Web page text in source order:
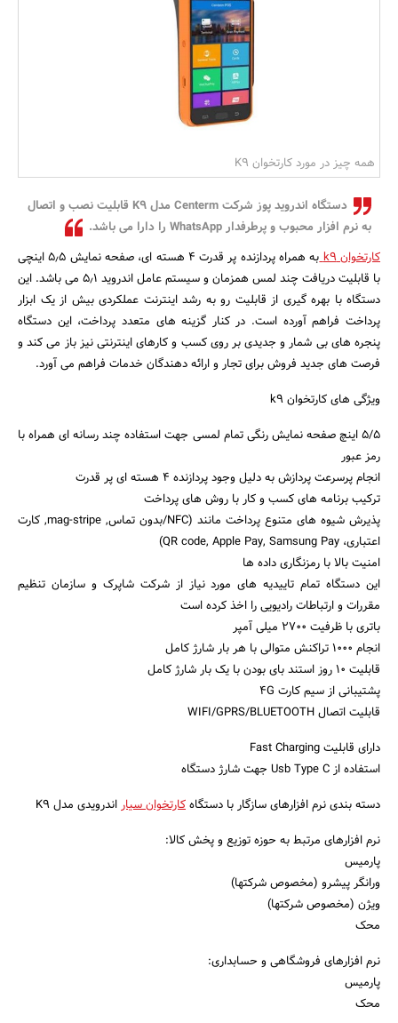
همه چیز در مورد کارتخوان K9
دستگاه اندروید پوز شرکت Centerm مدل K9 قابلیت نصب و اتصال
به نرم افزار محبوب و پرطرفدار WhatsApp را دارا می باشد.
کارتخوان k9
به همراه پردازنده پر قدرت ۴ هسته ای، صفحه نمایش ۵٫۵ اینچی
با قابلیت دریافت چند لمس همزمان و سیستم عامل اندروید ۵٫۱ می باشد. این
دستگاه با بهره گیری از قابلیت رو به رشد اینترنت عملکردی بیش از یک ابزار
پرداخت فراهم آورده است. در کنار گزینه های متعدد پرداخت، این دستگاه
پنجره های بی شمار و جدیدی بر روی کسب و کارهای اینترنتی نیز باز می کند و
فرصت های جدید فروش برای تجار و ارائه دهندگان خدمات فراهم می آورد.
ویژگی های کارتخوان k9
۵/۵ اینچ صفحه نمایش رنگی تمام لمسی جهت استفاده چند رسانه ای همراه با
رمز عبور
انجام پرسرعت پردازش به دلیل وجود پردازنده ۴ هسته ای پر قدرت
ترکیب برنامه های کسب و کار با روش های پرداخت
پذیرش شیوه های متنوع پرداخت مانند (NFC/بدون تماس, mag-stripe, کارت
اعتباری، QR code, Apple Pay, Samsung Pay)
امنیت بالا با رمزنگاری داده ها
این دستگاه تمام تاییدیه های مورد نیاز از شرکت شاپرک و سازمان تنظیم
مقررات و ارتباطات رادیویی را اخذ کرده است
باتری با ظرفیت 2700 میلی آمپر
انجام 1000 تراکنش متوالی با هر بار شارژ کامل
قابلیت 10 روز استند بای بودن با یک بار شارژ کامل
پشتیبانی از سیم کارت 4G
قابلیت اتصال WIFI/GPRS/BLUETOOTH
دارای قابلیت Fast Charging
استفاده از Usb Type C جهت شارژ دستگاه
دسته بندی نرم افزارهای سازگار با دستگاهکارتخوان سیاراندرویدی مدل K9
نرم افزارهای مرتبط به حوزه توزیع و پخش کالا:
پارمیس
ورانگر پیشرو (مخصوص شرکتها)
ویژن (مخصوص شرکتها)
محک
نرم افزارهای فروشگاهی و حسابداری:
پارمیس
محک